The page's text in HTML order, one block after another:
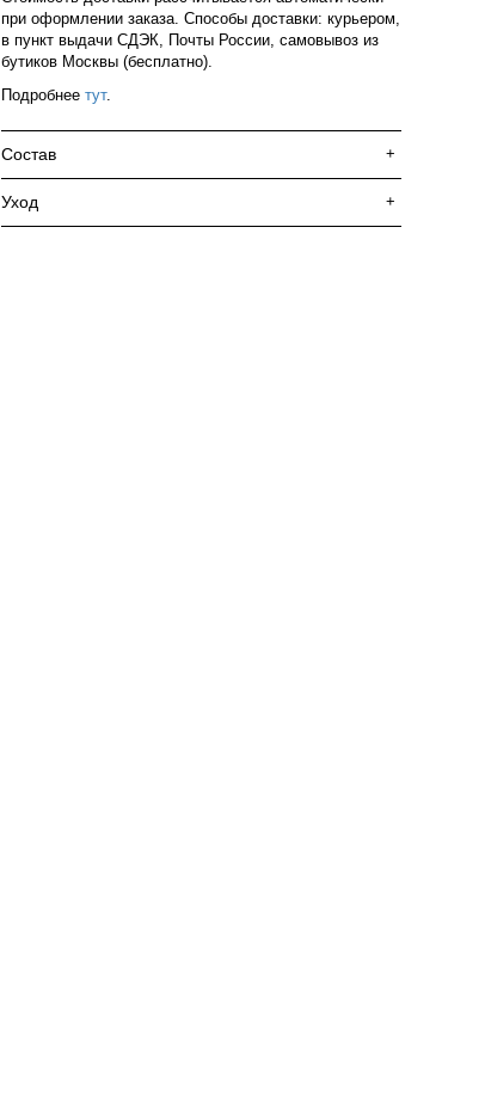
при оформлении заказа. Способы доставки: курьером,
в пункт выдачи СДЭК, Почты России, самовывоз из
бутиков Москвы (бесплатно).
Подробнее тут.
Состав +
Уход +